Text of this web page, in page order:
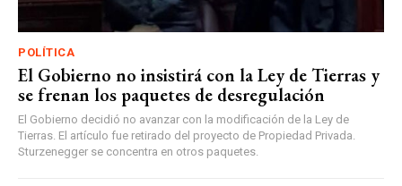
POLÍTICA
El Gobierno no insistirá con la Ley de Tierras y
se frenan los paquetes de desregulación
El Gobierno decidió no avanzar con la modificación de la Ley de
Tierras. El artículo fue retirado del proyecto de Propiedad Privada.
Sturzenegger se concentra en otros paquetes.